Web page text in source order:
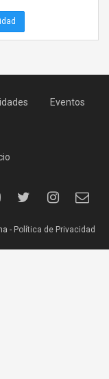
Eventos
- Política de Privacidad